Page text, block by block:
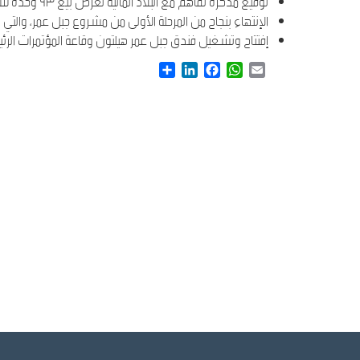
الإنتهاء بنجاح من المرحلة الأولى من مشروع جبل عمر،
إفتتاح وتشغيل فندق جبل عمر هيلتون وقاعة المؤتمرات الرئيسية في مكة المكرمة
Email
WhatsApp
Facebook
LinkedIn